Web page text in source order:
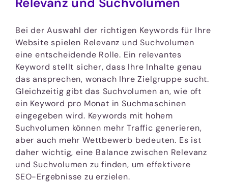
Bei der Auswahl der richtigen Keywords für Ihre
Website spielen Relevanz und Suchvolumen
eine entscheidende Rolle. Ein relevantes
Keyword stellt sicher, dass Ihre Inhalte genau
das ansprechen, wonach Ihre Zielgruppe sucht.
Gleichzeitig gibt das Suchvolumen an, wie oft
ein Keyword pro Monat in Suchmaschinen
eingegeben wird. Keywords mit hohem
Suchvolumen können mehr Traffic generieren,
aber auch mehr Wettbewerb bedeuten. Es ist
daher wichtig, eine Balance zwischen Relevanz
und Suchvolumen zu finden, um effektivere
SEO-Ergebnisse zu erzielen.